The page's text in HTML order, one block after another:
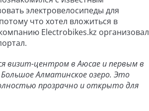
электровелосипеды для
что хотел вложиться в
Electrobikes.kz организовал
визит-центром в Аюсае и первым в
Большое Алматинское озеро. Это
прозрачно и открыто для